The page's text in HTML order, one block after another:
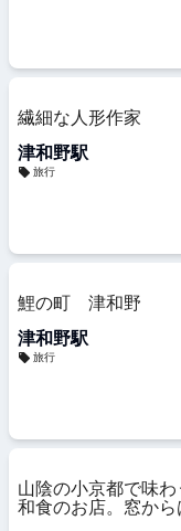
繊細な人形作家
津和野駅
旅行
鯉の町 津和野
津和野駅
旅行
山陰の小京都で味
和食のお店。窓から